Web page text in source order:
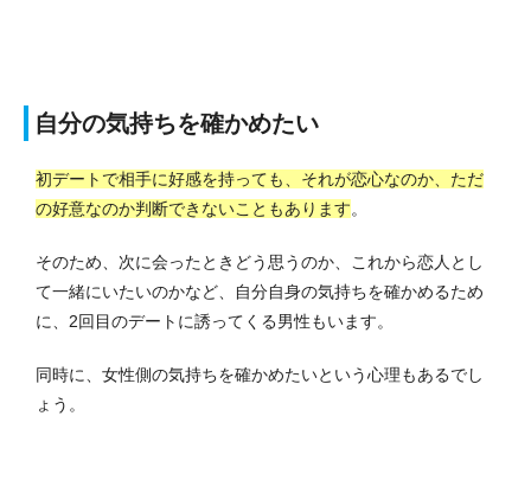
自分の気持ちを確かめたい
初デートで相手に好感を持っても、それが恋心なのか、ただ
の好意なのか判断できないこともあります。
そのため、次に会ったときどう思うのか、これから恋人とし
て一緒にいたいのかなど、自分自身の気持ちを確かめるため
に、2回目のデートに誘ってくる男性もいます。
同時に、女性側の気持ちを確かめたいという心理もあるでし
ょう。